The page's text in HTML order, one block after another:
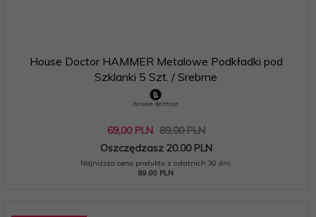
House Doctor HAMMER Metalowe Podkładki pod
Szklanki 5 Szt. / Srebrne
69,00 PLN 89,00 PLN
Oszczędzasz 20.00 PLN
Najniższa cena produktu z ostatnich 30 dni:
89.00 PLN